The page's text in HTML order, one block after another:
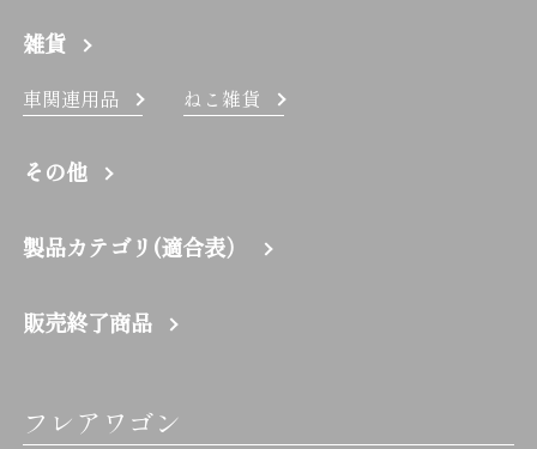
雑貨
車関連用品 ねこ雑貨
その他
製品カテゴリ(適合表）
販売終了商品
フレアワゴン